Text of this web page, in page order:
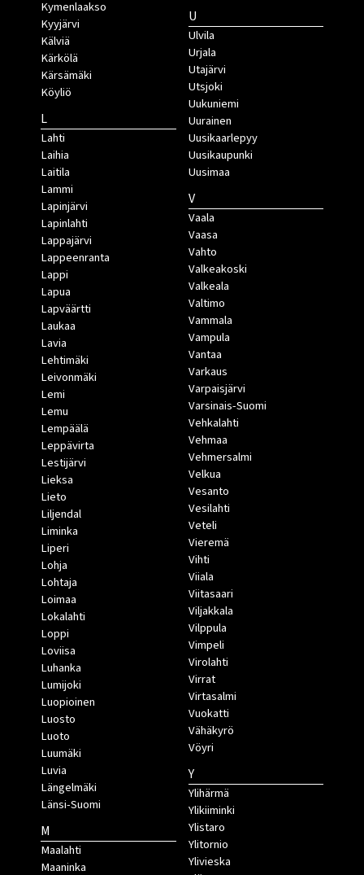
Kymenlaakso
Kyyjärvi
Kälviä
Kärkölä
Kärsämäki
Köyliö
L
Lahti
Laihia
Laitila
Lammi
Lapinjärvi
Lapinlahti
Lappajärvi
Lappeenranta
Lappi
Lapua
Lapväärtti
Laukaa
Lavia
Lehtimäki
Leivonmäki
Lemi
Lemu
Lempäälä
Leppävirta
Lestijärvi
Lieksa
Lieto
Liljendal
Liminka
Liperi
Lohja
Lohtaja
Loimaa
Lokalahti
Loppi
Loviisa
Luhanka
Lumijoki
Luopioinen
Luosto
Luoto
Luumäki
Luvia
Längelmäki
Länsi-Suomi
M
Maalahti
Maaninka
U
Ulvila
Urjala
Utajärvi
Utsjoki
Uukuniemi
Uurainen
Uusikaarlepyy
Uusikaupunki
Uusimaa
V
Vaala
Vaasa
Vahto
Valkeakoski
Valkeala
Valtimo
Vammala
Vampula
Vantaa
Varkaus
Varpaisjärvi
Varsinais-Suomi
Vehkalahti
Vehmaa
Vehmersalmi
Velkua
Vesanto
Vesilahti
Veteli
Vieremä
Vihti
Viiala
Viitasaari
Viljakkala
Vilppula
Vimpeli
Virolahti
Virrat
Virtasalmi
Vuokatti
Vähäkyrö
Vöyri
Y
Ylihärmä
Ylikiiminki
Ylistaro
Ylitornio
Ylivieska